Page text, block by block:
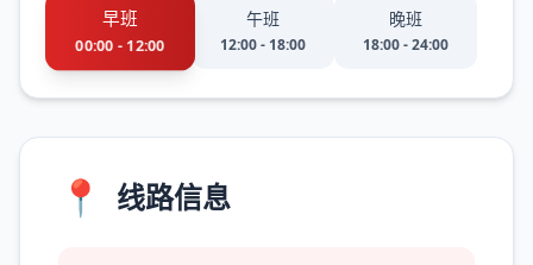
早班
00:00 - 12:00
午班
12:00 - 18:00
晚班
18:00 - 24:00
📍 线路信息